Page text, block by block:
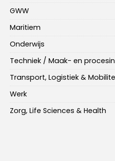
GWW
Maritiem
Onderwijs
Techniek / Maak- en
Transport, Logistiek &
Werk
Zorg, Life Sciences & Health